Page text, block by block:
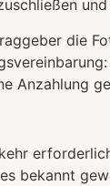
die
Anzahlung
bekannt